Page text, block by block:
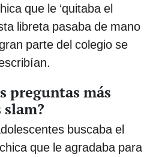
que le ‘quitaba el
libreta pasaba de mano
parte del colegio se
preguntas más
slam?
buscaba el
que le agradaba para